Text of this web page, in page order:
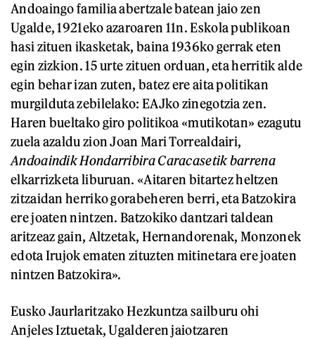
Andoaingo familia abertzale batean jaio zen
Ugalde, 1921eko azaroaren 11n. Eskola publikoan
hasi zituen ikasketak, baina 1936ko gerrak eten
egin zizkion. 15 urte zituen orduan, eta herritik alde
egin behar izan zuten, batez ere aita politikan
murgilduta zebilelako: EAJko zinegotzia zen.
Haren bueltako giro politikoa «mutikotan» ezagutu
zuela azaldu zion Joan Mari Torrealdairi,
Andoaindik Hondarribira Caracasetik barrena
elkarrizketa liburuan. «Aitaren bitartez heltzen
zitzaidan herriko gorabeheren berri, eta Batzokira
ere joaten nintzen. Batzokiko dantzari taldean
aritzeaz gain, Altzetak, Hernandorenak, Monzonek
edota Irujok ematen zituzten mitinetara ere joaten
nintzen Batzokira».
Eusko Jaurlaritzako Hezkuntza sailburu ohi
Anjeles Iztuetak, Ugalderen jaiotzaren